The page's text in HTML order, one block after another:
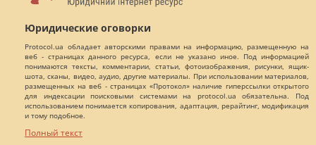
Юридические оговорки
Protocol.ua обладает авторскими правами на информацию, размещенную на
веб - страницах данного ресурса, если не указано иное. Под информацией
понимаются тексты, комментарии, статьи, фотоизображения, рисунки, ящик-
шота, сканы, видео, аудио, другие материалы. При использовании материалов,
размещенных на веб - страницах «Протокол» наличие гиперссылки открытого
для индексации поисковыми системами на protocol.ua обязательна. Под
использованием понимается копирования, адаптация, рерайтинг, модификация
и тому подобное.
Полный текст